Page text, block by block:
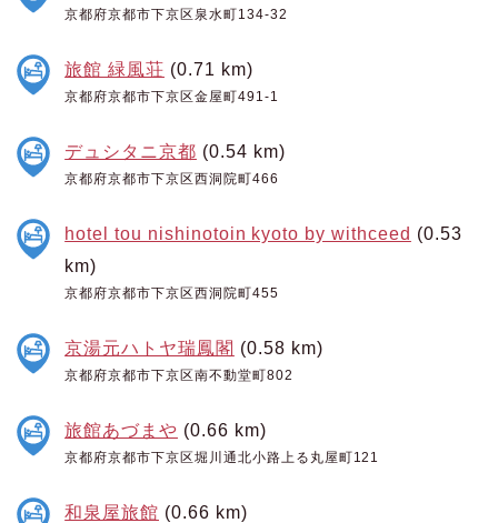
京都府京都市下京区泉水町134-32
旅館 緑風荘 (0.71 km)
京都府京都市下京区金屋町491-1
デュシタニ京都 (0.54 km)
京都府京都市下京区西洞院町466
hotel tou nishinotoin kyoto by withceed (0.53
km)
京都府京都市下京区西洞院町455
京湯元ハトヤ瑞鳳閣 (0.58 km)
京都府京都市下京区南不動堂町802
旅館あづまや (0.66 km)
京都府京都市下京区堀川通北小路上る丸屋町121
和泉屋旅館 (0.66 km)